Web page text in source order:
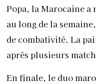
Popa, la Marocaine
au long de la
de combativité. La
après plusieurs
En finale, le duo